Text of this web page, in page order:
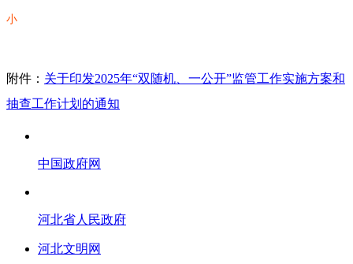
小
附件： 关于印发2025年“双随机、一公开”监管工作实施方案和
抽查工作计划的通知
中国政府网
河北省人民政府
河北文明网